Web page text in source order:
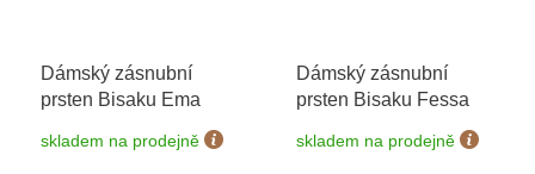
Dámský zásnubní
prsten Bisaku Ema
skladem na prodejně
Dámský zásnubní
prsten Bisaku Fessa
skladem na prodejně